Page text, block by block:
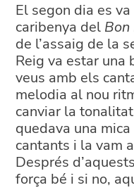
El segon dia es
caribenya del Bon
de l’assaig de la
Reig va estar una
veus amb els
melodia al nou
canviar la
quedava una
cantants i la vam
Després
força bé i si no,